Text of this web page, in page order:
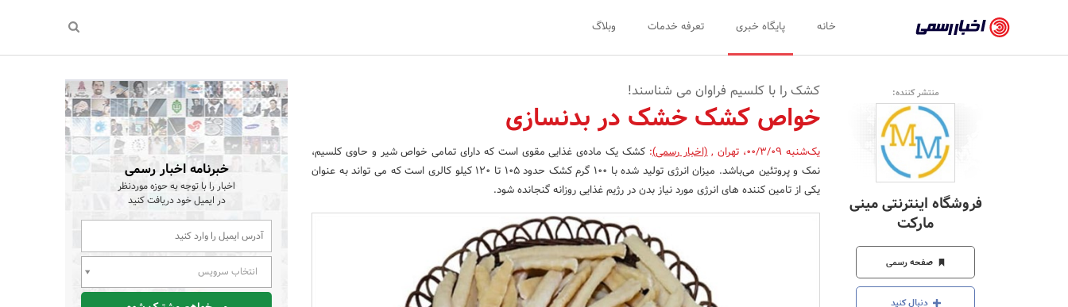
رسمی
-
اخبار
تایید
شده
شرکت‌ها،
سازمان‌ها
و
روابط
عمومی‌ها
خانه پایگاه خبری تعرفه خدمات وبلاگ
منتشر کننده:
فروشگاه اینترنتی مینی
مارکت
صفحه رسمی
دنبال کنید
کشک را با کلسیم فراوان می‌ شناسند!
خواص کشک خشک در بدنسازی
یک‌شنبه 00/3/09 ، تهران ,(اخبار رسمی):کشک یک ماده‌ی غذایی مقوی است که دارای تمامی خواص شیر و حاوی کلسیم،
نمک و پروتئین می‌باشد. میزان انرژی تولید شده با 100 گرم کشک حدود 105 تا 120 کیلو کالری است که می تواند به عنوان
یکی از تامین کننده های انرژی مورد نیاز بدن در رژیم غذایی روزانه گنجانده شود.
خبرنامه اخبار رسمی
اخبار را با توجه به حوزه موردنظر
در ایمیل خود دریافت کنید
انتخاب سرویس